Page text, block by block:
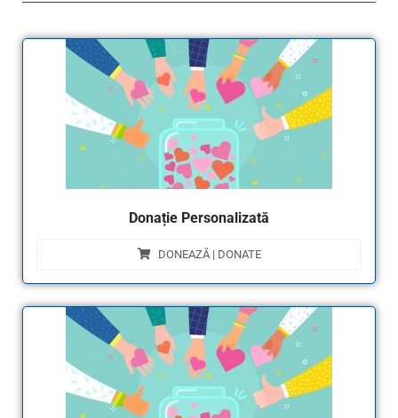
Donație Personalizată
DONEAZĂ | DONATE